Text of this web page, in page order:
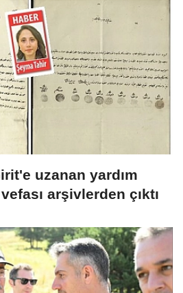
uzanan yardım
arşivlerden çıktı